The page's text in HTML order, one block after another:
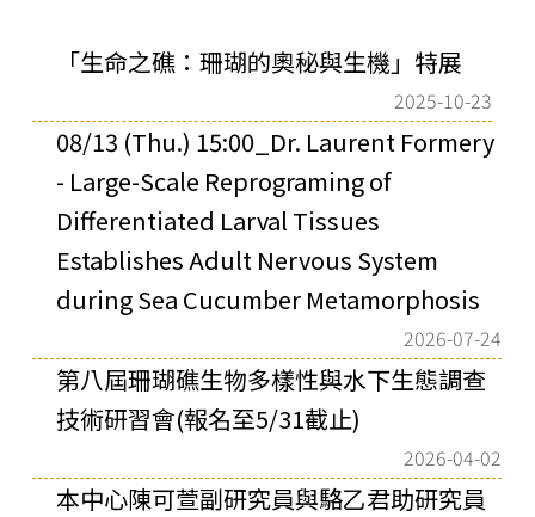
「生命之礁：珊瑚的奧秘與生機」特展
2025-10-23
08/13 (Thu.) 15:00_Dr. Laurent Formery
- Large-Scale Reprograming of
Differentiated Larval Tissues
Establishes Adult Nervous System
during Sea Cucumber Metamorphosis
2026-07-24
第八屆珊瑚礁生物多樣性與水下生態調查
技術研習會(報名至5/31截止)
2026-04-02
本中⼼陳可萱副研究員與駱⼄君助研究員